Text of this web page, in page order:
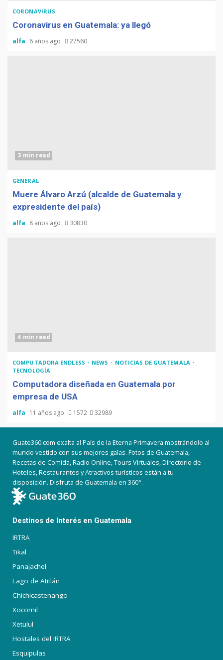
CORONAVIRUS
Coronavirus en Guatemala: ya llegó
alfa 6 años ago 27560
3 min read
GENERAL
Muere Álvaro Arzú (alcalde de Guatemala y
expresidente del país)
alfa 8 años ago 30830
4 min read
COMPUTADORA ENDLESS NEWS
NOTICIAS DE GUATEMALA
TECNOLOGÍA
Computadora diseñada en Guatemala por
empresa de USA
alfa 11 años ago 1572 32989
Guate360.com exalta al País de la Eterna Primavera mostrándolo al
mundo vestido con sus mejores galas. Fotos de Guatemala,
Recetas de Comida, Radio Online, Tours Virtuales, Directorio de
Hoteles, Restaurantes y Atractivos turísticos están a tu
disposición. Disfruta de Guatemala en 360°.
Destinos de Interés en Guatemala
IRTRA
Tikal
Panajachel
Lago de Atitlán
Chichicastenango
Xocomil
Xetulul
Hostales del IRTRA
Esquipulas